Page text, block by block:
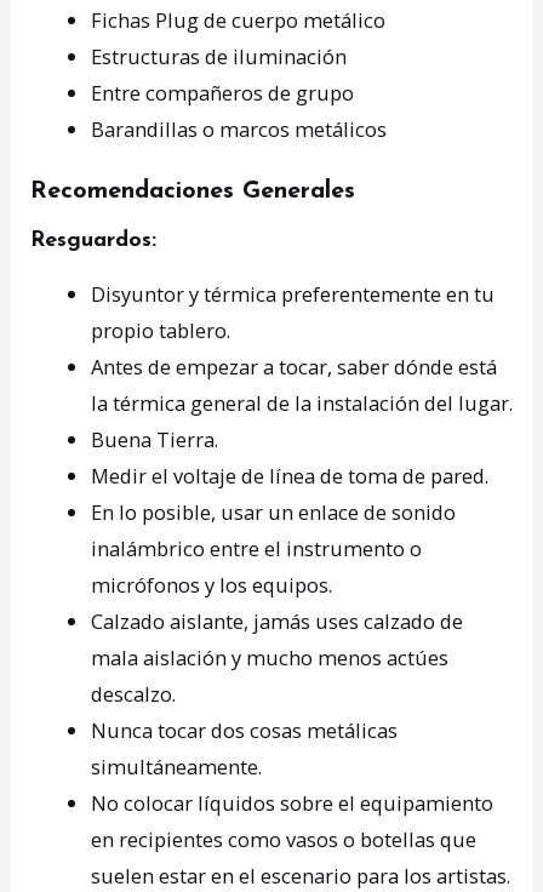
Fichas Plug de cuerpo metálico
Estructuras de iluminación
Entre compañeros de grupo
Barandillas o marcos metálicos
Recomendaciones Generales
Resguardos:
Disyuntor y térmica preferentemente en tu
propio tablero.
Antes de empezar a tocar, saber dónde está
la térmica general de la instalación del lugar.
Buena Tierra.
Medir el voltaje de línea de toma de pared.
En lo posible, usar un enlace de sonido
inalámbrico entre el instrumento o
micrófonos y los equipos.
Calzado aislante, jamás uses calzado de
mala aislación y mucho menos actúes
descalzo.
Nunca tocar dos cosas metálicas
simultáneamente.
No colocar líquidos sobre el equipamiento
en recipientes como vasos o botellas que
suelen estar en el escenario para los artistas.